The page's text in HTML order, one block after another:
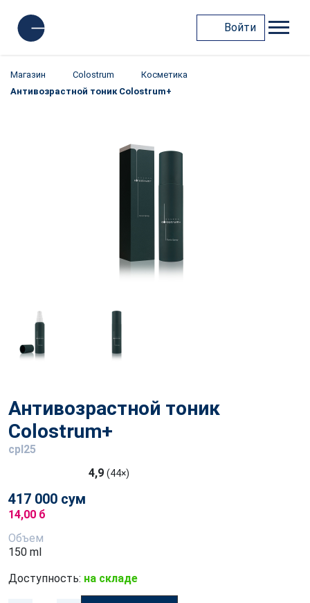
Войти
Магазин Colostrum
Косметика
Антивозрастной тоник Colostrum+
Антивозрастной тоник
Colostrum+
cpl25
4,9 (44×)
417 000 сум
14,00 б
Объем
150 ml
Доступность: на складе